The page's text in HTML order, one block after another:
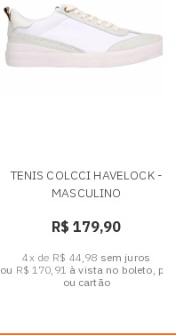
TENIS COLCCI HAVELOCK -
MASCULINO
R$ 179,90
4x de R$ 44,98 sem juros
ou R$ 170,91 à vista no boleto, pix
ou cartão